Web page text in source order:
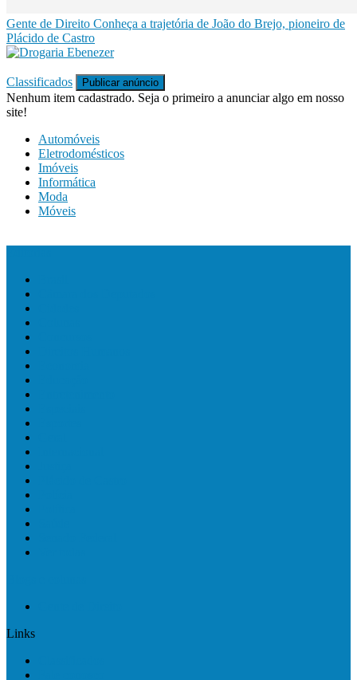
Gente de Direito Conheça a trajetória de João do Brejo, pioneiro de
Plácido de Castro
Classificados Publicar anúncio
Nenhum item cadastrado. Seja o primeiro a anunciar algo em nosso
site!
Automóveis
Eletrodomésticos
Imóveis
Informática
Moda
Móveis
Links